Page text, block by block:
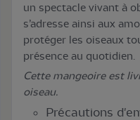
un spectacle vivant à
s’adresse ainsi aux
protéger les oiseaux
présence au quotidien.
Cette mangeoire est
oiseau.
Précautions